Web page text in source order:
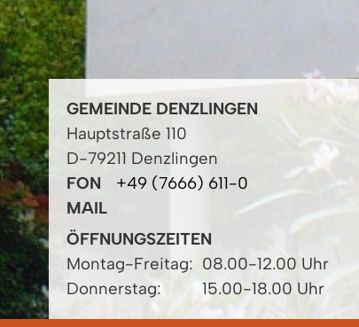
GEMEINDE DENZLINGEN
Hauptstraße 110
D-79211 Denzlingen
FON
+49 (7666) 611-0
MAIL
ÖFFNUNGSZEITEN
Montag-Freitag: 08.00-12.00 Uhr
Donnerstag:
15.00-18.00 Uhr